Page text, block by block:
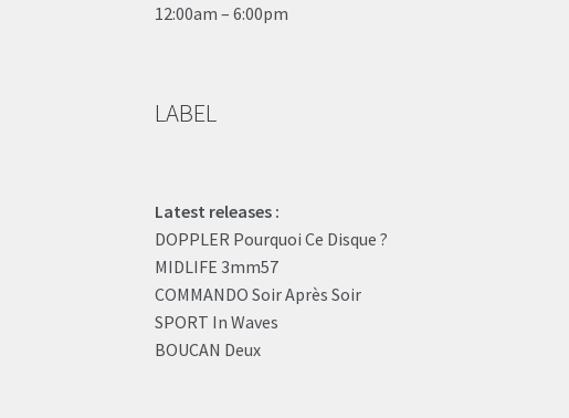
12:00am – 6:00pm
LABEL
Latest releases :
DOPPLER Pourquoi Ce Disque ?
MIDLIFE 3mm57
COMMANDO Soir Après Soir
SPORT In Waves
BOUCAN Deux